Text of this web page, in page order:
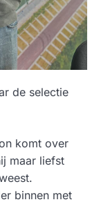
de selectie
komt over
maar liefst
binnen met